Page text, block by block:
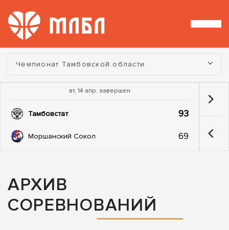
Турнир:
Чемпионат Тамбовской области
вт, 14 апр. завершен
Тамбовстат 93
Моршанский Сокол 69
АРХИВ
СОРЕВНОВАНИЙ